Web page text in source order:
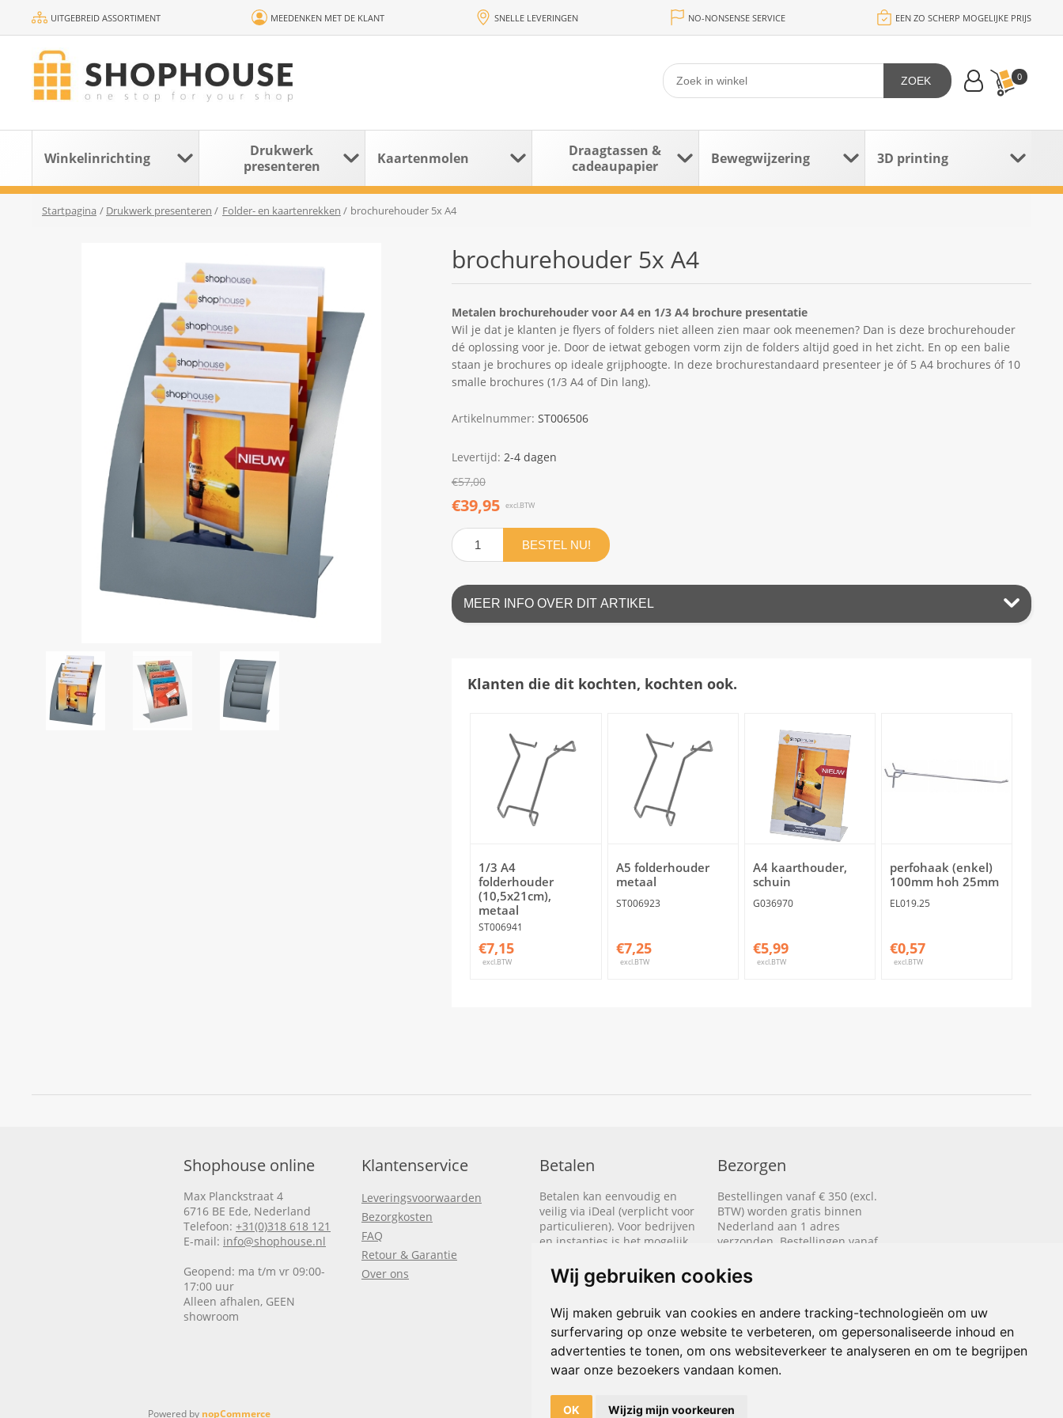
Wij gebruiken cookies
Wij maken gebruik van cookies en andere tracking-technologieën om uw
surfervaring op onze website te verbeteren, om gepersonaliseerde inhoud en
advertenties te tonen, om ons websiteverkeer te analyseren en om te begrijpen
waar onze bezoekers vandaan komen.
OK Wijzig mijn voorkeuren
UITGEBREID ASSORTIMENT MEEDENKEN MET DE KLANT SNELLE LEVERINGEN NO-NONSENSE SERVICE EEN ZO SCHERP MOGELIJKE PRIJS
0
ZOEK
Winkelinrichting
Drukwerk
presenteren
Kaartenmolen
Draagtassen &
cadeaupapier
Bewegwijzering 3D printing
Startpagina / Drukwerk presenteren / Folder- en kaartenrekken / brochurehouder 5x A4
brochurehouder 5x A4
Metalen brochurehouder voor A4 en 1/3 A4 brochure presentatie
Wil je dat je klanten je flyers of folders niet alleen zien maar ook meenemen? Dan is deze brochurehouder
dé oplossing voor je. Door de ietwat gebogen vorm zijn de folders altijd goed in het zicht. En op een balie
staan je brochures op ideale grijphoogte. In deze brochurestandaard presenteer je óf 5 A4 brochures óf 10
smalle brochures (1/3 A4 of Din lang).
Artikelnummer: ST006506
Levertijd: 2-4 dagen
€57,00
€39,95 excl.BTW
BESTEL NU!
MEER INFO OVER DIT ARTIKEL
Klanten die dit kochten, kochten ook.
1/3 A4
folderhouder
(10,5x21cm),
metaal
ST006941
€7,15
excl.BTW
A5 folderhouder
metaal
ST006923
€7,25
excl.BTW
A4 kaarthouder,
schuin
G036970
€5,99
excl.BTW
perfohaak (enkel)
100mm hoh 25mm
EL019.25
€0,57
excl.BTW
Shophouse online
Max Planckstraat 4
6716 BE Ede, Nederland
Telefoon: +31(0)318 618 121
E-mail: info@shophouse.nl
Geopend: ma t/m vr 09:00-
17:00 uur
Alleen afhalen, GEEN
showroom
Klantenservice
Leveringsvoorwaarden
Bezorgkosten
FAQ
Retour & Garantie
Over ons
Betalen
Betalen kan eenvoudig en
veilig via iDeal (verplicht voor
particulieren). Voor bedrijven
en instanties is het mogelijk
We sturen je dan een factuur
nadat de bestelling is
Klik hier om meer te lezen of
bel+31(0)318 618 121
Bezorgen
Bestellingen vanaf € 350 (excl.
BTW) worden gratis binnen
Nederland aan 1 adres
verzonden. Bestellingen vanaf
gratis naar België aan 1 adres
verzonden.
Lees hier hoe het bezorgen
werkt.
Powered by nopCommerce